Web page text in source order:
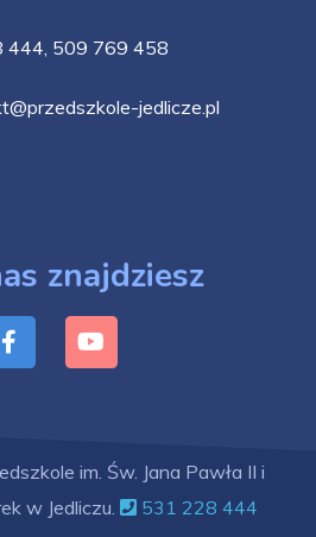
444 509 769 458
jedlicze.pl
znajdziesz
im. Św. Jana Pawła II i
w Jedliczu.
531 228 444